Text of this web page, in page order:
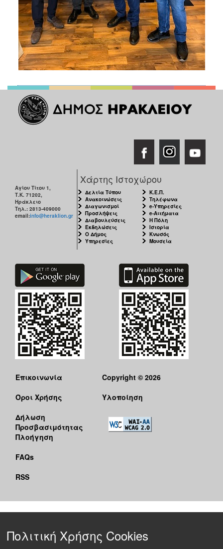
Αγίου Τίτου 1,
Τ.Κ. 71202,
Ηράκλειο
Τηλ.: 2813-409000
email:info@heraklion.gr
Χάρτης Ιστοχώρου
Δελτία Τύπου
Ανακοινώσεις
Διαγωνισμοί
Προσλήψεις
Διαβουλεύσεις
Εκδηλώσεις
Ο Δήμος
Υπηρεσίες
Κ.Ε.Π.
Τηλέφωνα
e-Υπηρεσίες
e-Αιτήματα
Η Πόλη
Ιστορία
Κνωσός
Μουσεία
Επικοινωνία
Όροι Χρήσης
Δήλωση
Προσβασιμότητας
Πλοήγηση
FAQs
RSS
Copyright © 2026
Υλοποίηση
Πολιτική Χρήσης Cookies